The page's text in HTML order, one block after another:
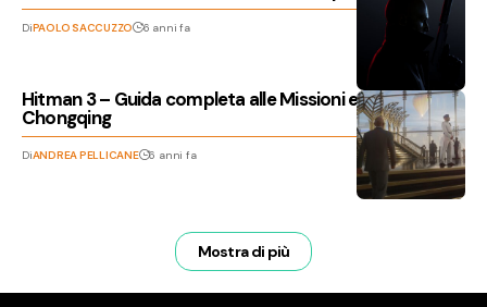
DiPAOLO SACCUZZO 6 anni fa
Hitman 3 – Guida completa alle Missioni e Attività di
Chongqing
DiANDREA PELLICANE 6 anni fa
Mostra di più